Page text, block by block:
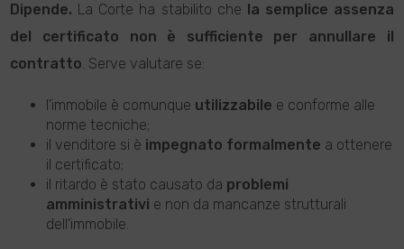
Dipende. La Corte ha stabilito che la semplice assenza
del certificato non è sufficiente per annullare il
contratto. Serve valutare se:
l'immobile è comunque utilizzabile e conforme alle
norme tecniche;
il venditore si è impegnato formalmente a ottenere
il certificato;
il ritardo è stato causato da problemi
amministrativi e non da mancanze strutturali
dell'immobile.